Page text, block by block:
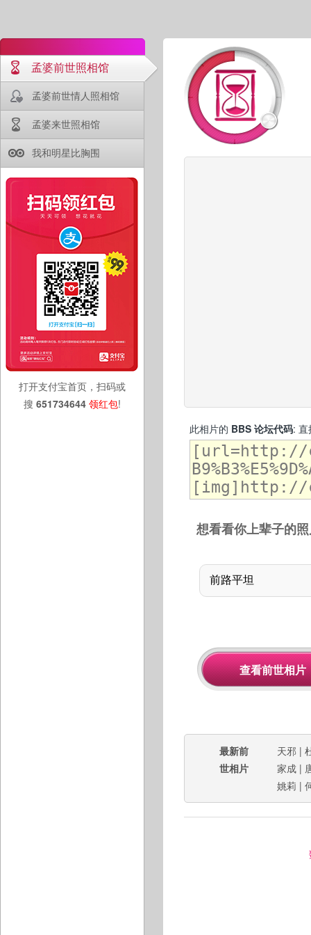
孟婆前世照相馆
孟婆前世情人照相馆
孟婆来世照相馆
我和明星比胸围
打开支付宝首页，扫码或
搜 651734644 领红包!
此相片的 BBS 论坛代码: 直
想看看你上辈子的
最新前
世相片
天邪 |
家成 |
姚莉 |